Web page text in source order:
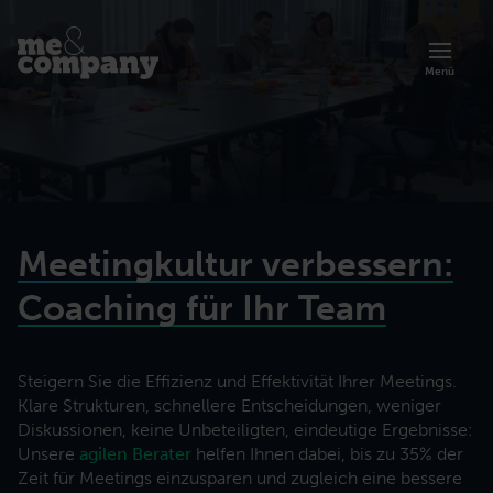
Menü
Organisationsberatung
Übersicht zur Akademie
Lernen Sie die Trainings und Programme der Me & Company Akademie
Artikel
Prinzipien, Methoden und Erfolgsgeschichten agiler Arbeit.
Über uns
Lerne mehr über unsere agile Art der Zusammenarbeit.
Meetingkultur verbessern:
Coaching für Ihr Team
Steigern Sie die Effizienz und Effektivität Ihrer Meetings.
Klare Strukturen, schnellere Entscheidungen, weniger
Diskussionen, keine Unbeteiligten, eindeutige Ergebnisse:
Unsere agilen Berater helfen Ihnen dabei, bis zu 35% der
Zeit für Meetings einzusparen und zugleich eine bessere